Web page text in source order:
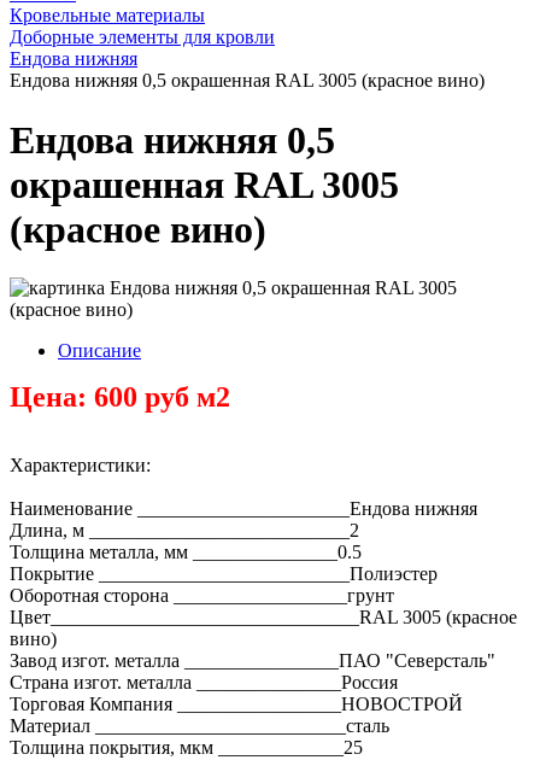
Кровельные материалы
Доборные элементы для кровли
Ендова нижняя
Ендова нижняя 0,5 окрашенная RAL 3005 (красное вино)
Ендова нижняя 0,5
окрашенная RAL 3005
(красное вино)
Описание
Цена: 600 руб м2
Характеристики:
Наименование ______________________Ендова нижняя
Длина, м ___________________________2
Толщина металла, мм _______________0.5
Покрытие __________________________Полиэстер
Оборотная сторона __________________грунт
Цвет________________________________RAL 3005 (красное
вино)
Завод изгот. металла ________________ПАО "Северсталь"
Страна изгот. металла _______________Россия
Торговая Компания _________________НОВОСТРОЙ
Материал __________________________сталь
Толщина покрытия, мкм _____________25